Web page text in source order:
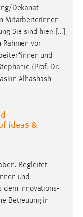
Dekanat
MitarbeiterInnen
Sie sind hier: [...]
von
und
(Prof. Dr.-
Alhashash
ideas &
Begleitet
und
dem Innovations-
Betreuung in